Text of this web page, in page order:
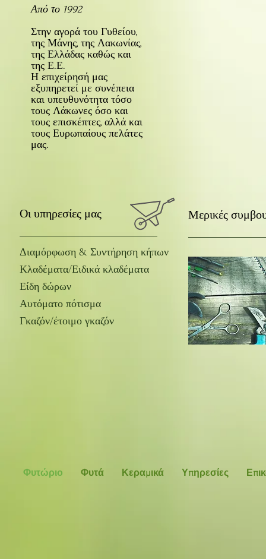
Από το 1992
Στην αγορά του Γυθείου,
της Μάνης, της Λακωνίας,
της Ελλάδας καθώς και
της Ε.Ε.
Η επιχείρησή μας
εξυπηρετεί με συνέπεια
και υπευθυνότητα τόσο
τους Λάκωνες όσο και
τους επισκέπτες, αλλά και
τους Ευρωπαίους πελάτες
μας.
Οι υπηρεσίες μας
Διαμόρφωση & Συντήρηση κήπων
Κλαδέματα/Ειδικά κλαδέματα
Είδη δώρων
Αυτόματο πότισμα
Γκαζόν/έτοιμο γκαζόν
Μερικές
Φυτώριο Φυτά Κεραμικά Υπηρεσίες